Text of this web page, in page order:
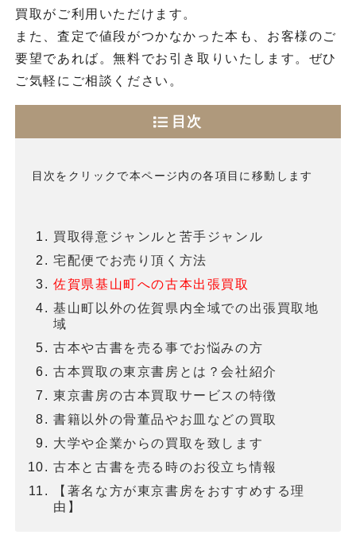
買取がご利用いただけます。
また、査定で値段がつかなかった本も、お客様のご
要望であれば。無料でお引き取りいたします。ぜひ
ご気軽にご相談ください。
目次
目次をクリックで本ページ内の各項目に移動します
買取得意ジャンルと苦手ジャンル
宅配便でお売り頂く方法
佐賀県基山町への古本出張買取
基山町以外の佐賀県内全域での出張買取地
域
古本や古書を売る事でお悩みの方
古本買取の東京書房とは？会社紹介
東京書房の古本買取サービスの特徴
書籍以外の骨董品やお皿などの買取
大学や企業からの買取を致します
古本と古書を売る時のお役立ち情報
【著名な方が東京書房をおすすめする理
由】